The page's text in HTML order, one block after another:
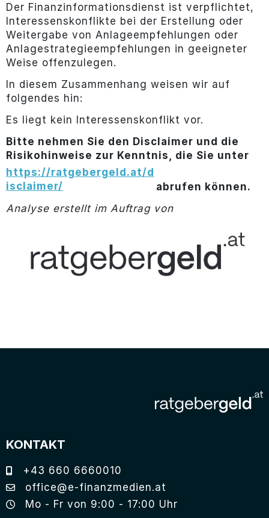
Der Finanzinformationsdienst ist verpflichtet,
Interessenskonflikte bei der Erstellung oder
Weitergabe von Anlageempfehlungen oder
Anlagestrategieempfehlungen in geeigneter
Weise offenzulegen.
In diesem Zusammenhang weisen wir auf
folgendes hin:
Es liegt kein Interessenskonflikt vor.
Bitte nehmen Sie den Disclaimer und die
Risikohinweise zur Kenntnis, die Sie unter
https://ratgebergeld.at/d
isclaimer/
abrufen können.
Analyse erstellt im Auftrag von
KONTAKT
+43 660 6660010
office@e-finanzmedien.at
Mo - Fr von 9:00 - 17:00 Uhr